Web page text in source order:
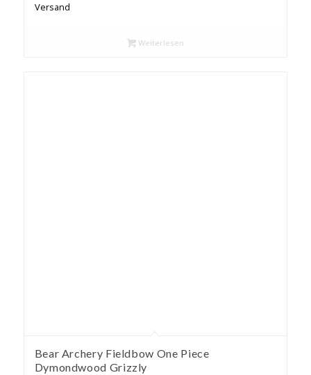
Versand
Weiterlesen
Bear Archery Fieldbow One Piece
Dymondwood Grizzly